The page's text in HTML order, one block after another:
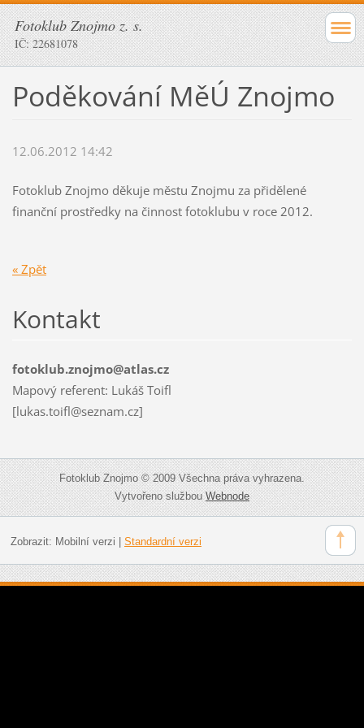
Fotoklub Znojmo z. s.
IČ: 22681078
Poděkování MěÚ Znojmo
12.06.2012 14:42
Fotoklub Znojmo děkuje městu Znojmu za přidělené
finanční prostředky na činnost fotoklubu v roce 2012.
« Zpět
Kontakt
fotoklub.znojmo@atlas.cz
Mapový referent: Lukáš Toifl
[lukas.toifl@seznam.cz]
Fotoklub Znojmo © 2009 Všechna práva vyhrazena.
Vytvořeno službouWebnode
Zobrazit: Mobilní verzi | Standardní verzi